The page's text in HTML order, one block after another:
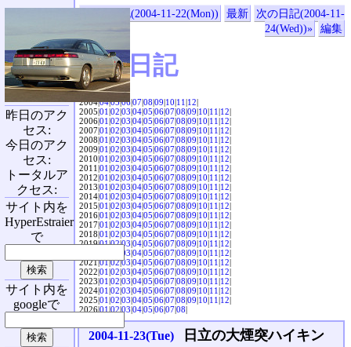
«前の日記(2004-11-22(Mon)) 最新
次の日記(2004-11-
24(Wed))»
編集
SVX日記
2004|04|05|06|07|08|09|10|11|12|
2005|01|02|03|04|05|06|07|08|09|10|11|12|
2006|01|02|03|04|05|06|07|08|09|10|11|12|
2007|01|02|03|04|05|06|07|08|09|10|11|12|
2008|01|02|03|04|05|06|07|08|09|10|11|12|
2009|01|02|03|04|05|06|07|08|09|10|11|12|
2010|01|02|03|04|05|06|07|08|09|10|11|12|
2011|01|02|03|04|05|06|07|08|09|10|11|12|
2012|01|02|03|04|05|06|07|08|09|10|11|12|
2013|01|02|03|04|05|06|07|08|09|10|11|12|
2014|01|02|03|04|05|06|07|08|09|10|11|12|
2015|01|02|03|04|05|06|07|08|09|10|11|12|
2016|01|02|03|04|05|06|07|08|09|10|11|12|
2017|01|02|03|04|05|06|07|08|09|10|11|12|
2018|01|02|03|04|05|06|07|08|09|10|11|12|
2019|01|02|03|04|05|06|07|08|09|10|11|12|
03|04|05|06|07|08|09|10|11|12|
2021|01|02|03|04|05|06|07|08|09|10|11|12|
2022|01|02|03|04|05|06|07|08|09|10|11|12|
2023|01|02|03|04|05|06|07|08|09|10|11|12|
2024|01|02|03|04|05|06|07|08|09|10|11|12|
2025|01|02|03|04|05|06|07|08|09|10|11|12|
2026|01|02|03|04|05|06|07|08|
2004-11-23(Tue)
日立の大煙突ハイキン
昨日のアク
セス:
今日のアク
セス:
トータルア
クセス:
サイト内を
HyperEstraier
で
サイト内を
googleで